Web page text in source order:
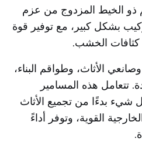
ذو الخيط المزدوج من عزم
بشكل كبير، مع توفير قوة
الخشب.
الأثاث، وطواقم البناء،
تتعامل هذه المسامير
شيء بدءًا من تجميع الأثاث
القوية، وتوفر أداءً